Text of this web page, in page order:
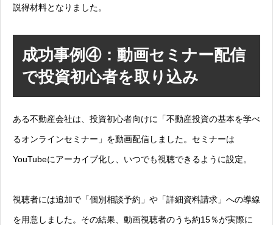
説得材料となりました。
成功事例④：動画セミナー配信
で投資初心者を取り込み
ある不動産会社は、投資初心者向けに「不動産投資の基本を学べ
るオンラインセミナー」を動画配信しました。セミナーは
YouTubeにアーカイブ化し、いつでも視聴できるように設定。
視聴者には追加で「個別相談予約」や「詳細資料請求」への導線
を用意しました。その結果、動画視聴者のうち約15％が実際に